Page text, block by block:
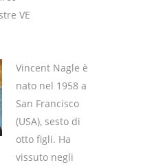
VE
Vincent Nagle è
nato nel 1958 a
San Francisco
(USA), sesto di
otto figli. Ha
vissuto negli